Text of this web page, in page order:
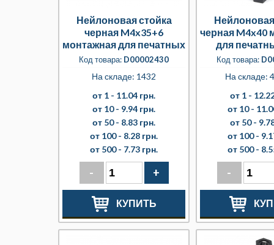
Нейлоновая стойка
черная M4x35+6
монтажная для печатных
плат
Код товара: D00002430
На складе: 1432
от 1 - 11.04 грн.
от 10 - 9.94 грн.
от 50 - 8.83 грн.
от 100 - 8.28 грн.
от 500 - 7.73 грн.
- +
КУПИТЬ
черная M4x40
для
Код товара:
На складе:
от 1 -
от 10 -
от 50 -
от 100 -
от 500 -
-